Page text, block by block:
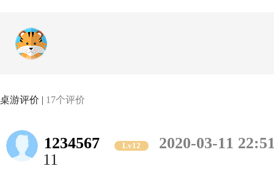
桌游评价 | 17个评价
1234567 Lv12
2020-03-11
11